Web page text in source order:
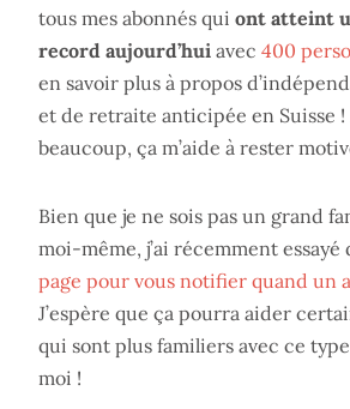
tous mes abonnés qui ont atteint
record aujourd’hui avec 400
en savoir plus à propos
et de retraite anticipée en Suisse
beaucoup, ça m’aide à rester
Bien que je ne sois pas un grand
moi-même, j’ai récemment
page pour vous notifier quand un
J’espère que ça pourra aider
qui sont plus familiers avec ce
moi !